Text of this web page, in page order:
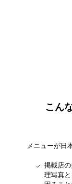
こん
メニューが日
掲載店
理写真